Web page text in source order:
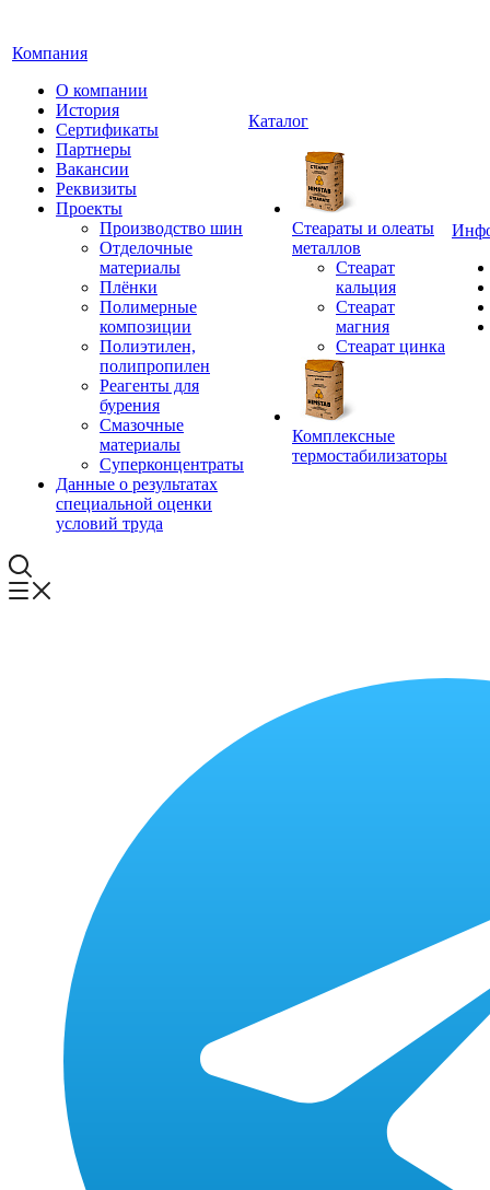
Компания
О компании
История
Сертификаты
Партнеры
Вакансии
Реквизиты
Проекты
Производство шин
Отделочные
материалы
Плёнки
Полимерные
композиции
Полиэтилен,
полипропилен
Реагенты для
бурения
Смазочные
материалы
Суперконцентраты
Данные о результатах
специальной оценки
условий труда
Каталог
Стеараты и олеаты
металлов
Стеарат
кальция
Стеарат
магния
Стеарат цинка
Комплексные
термостабилизаторы